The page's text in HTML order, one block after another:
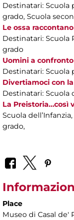
Destinatari: Scuola
grado, Scuola
Le ossa raccontano
Destinatari: Scuola
grado
Uomini a confronto
Destinatari: Scuola
Divertiamoci con
Destinatari: Scuola
La Preistoria…così
Scuola
grado,
Place
Museo di Casal de'